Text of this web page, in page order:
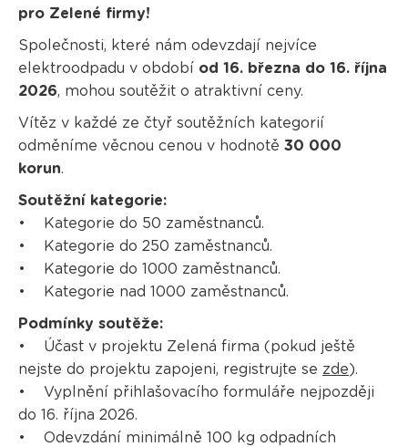
pro Zelené firmy!
Společnosti, které nám odevzdají nejvíce
elektroodpadu v období od 16. března do 16. října
2026, mohou soutěžit o atraktivní ceny.
Vítěz v každé ze čtyř soutěžních kategorií
odměníme věcnou cenou v hodnotě 30 000
korun.
Soutěžní kategorie:
• Kategorie do 50 zaměstnanců.
• Kategorie do 250 zaměstnanců.
• Kategorie do 1000 zaměstnanců.
• Kategorie nad 1000 zaměstnanců.
Podmínky soutěže:
• Účast v projektu Zelená firma (pokud ještě
nejste do projektu zapojeni, registrujte se zde).
• Vyplnění přihlašovacího formuláře nejpozději
do 16. října 2026.
• Odevzdání minimálně 100 kg odpadních